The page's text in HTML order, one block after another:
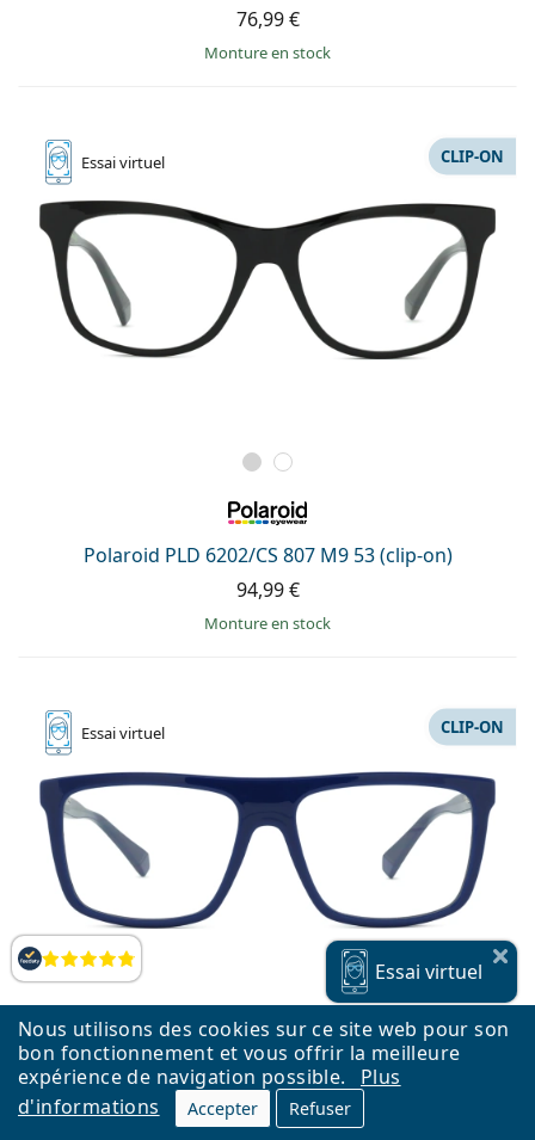
Nous utilisons des cookies sur ce site web pour son
bon fonctionnement et vous offrir la meilleure
expérience de navigation possible.
Plus
d'informations
Accepter Refuser
Évaluation
76,99 €
Monture en stock
Essaivirtuel
Polaroid PLD 6202/CS 807 M9 53 (clip-on)
CLIP-ON
94,99 €
Monture en stock
Essaivirtuel
Polaroid PLD 6230/CS PJP M9 56 (clip-on)
CLIP-ON
Essai virtuel